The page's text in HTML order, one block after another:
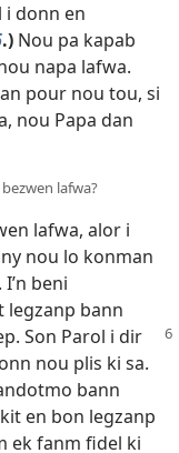
i donn en
.) Nou pa kapab
napa lafwa.
pour nou tou, si
nou Papa dan
lafwa?
lafwa, alor i
nou lo konman
beni
legzanp bann
Son Parol i dir
nou plis ki sa.
bann
en bon legzanp
ek fanm fidel ki